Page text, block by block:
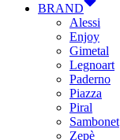
BRAND
Alessi
Enjoy
Gimetal
Legnoart
Paderno
Piazza
Piral
Sambonet
Zepè